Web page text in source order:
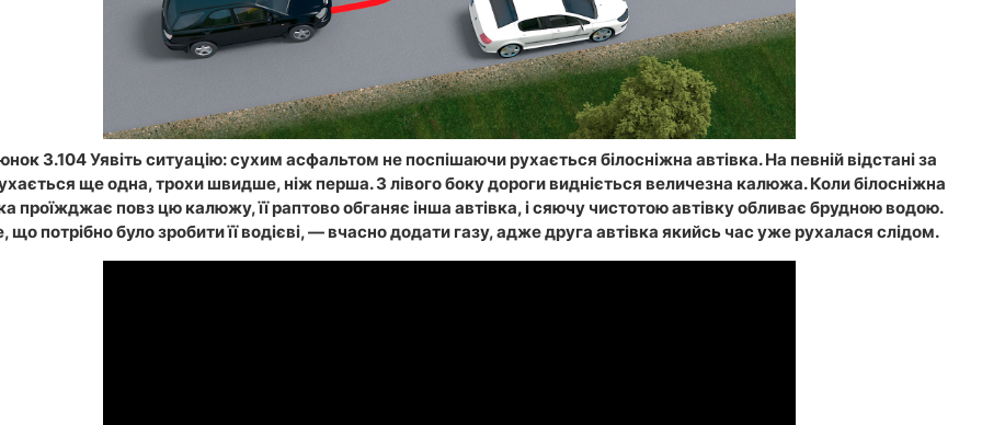
3.104 Уявіть ситуацію: сухим асфальтом не поспішаючи рухається білосніжна автівка. На певній відстані за
ще одна, трохи швидше, ніж перша. З лівого боку дороги видніється величезна калюжа. Коли білосніжна
проїжджає повз цю калюжу, її раптово обганяє інша автівка, і сяючу чистотою автівку обливає брудною водою.
що потрібно було зробити її водієві, — вчасно додати газу, адже друга автівка якийсь час уже рухалася слідом.